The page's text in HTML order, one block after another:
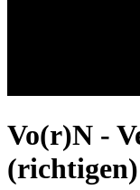
Vo(r)N -